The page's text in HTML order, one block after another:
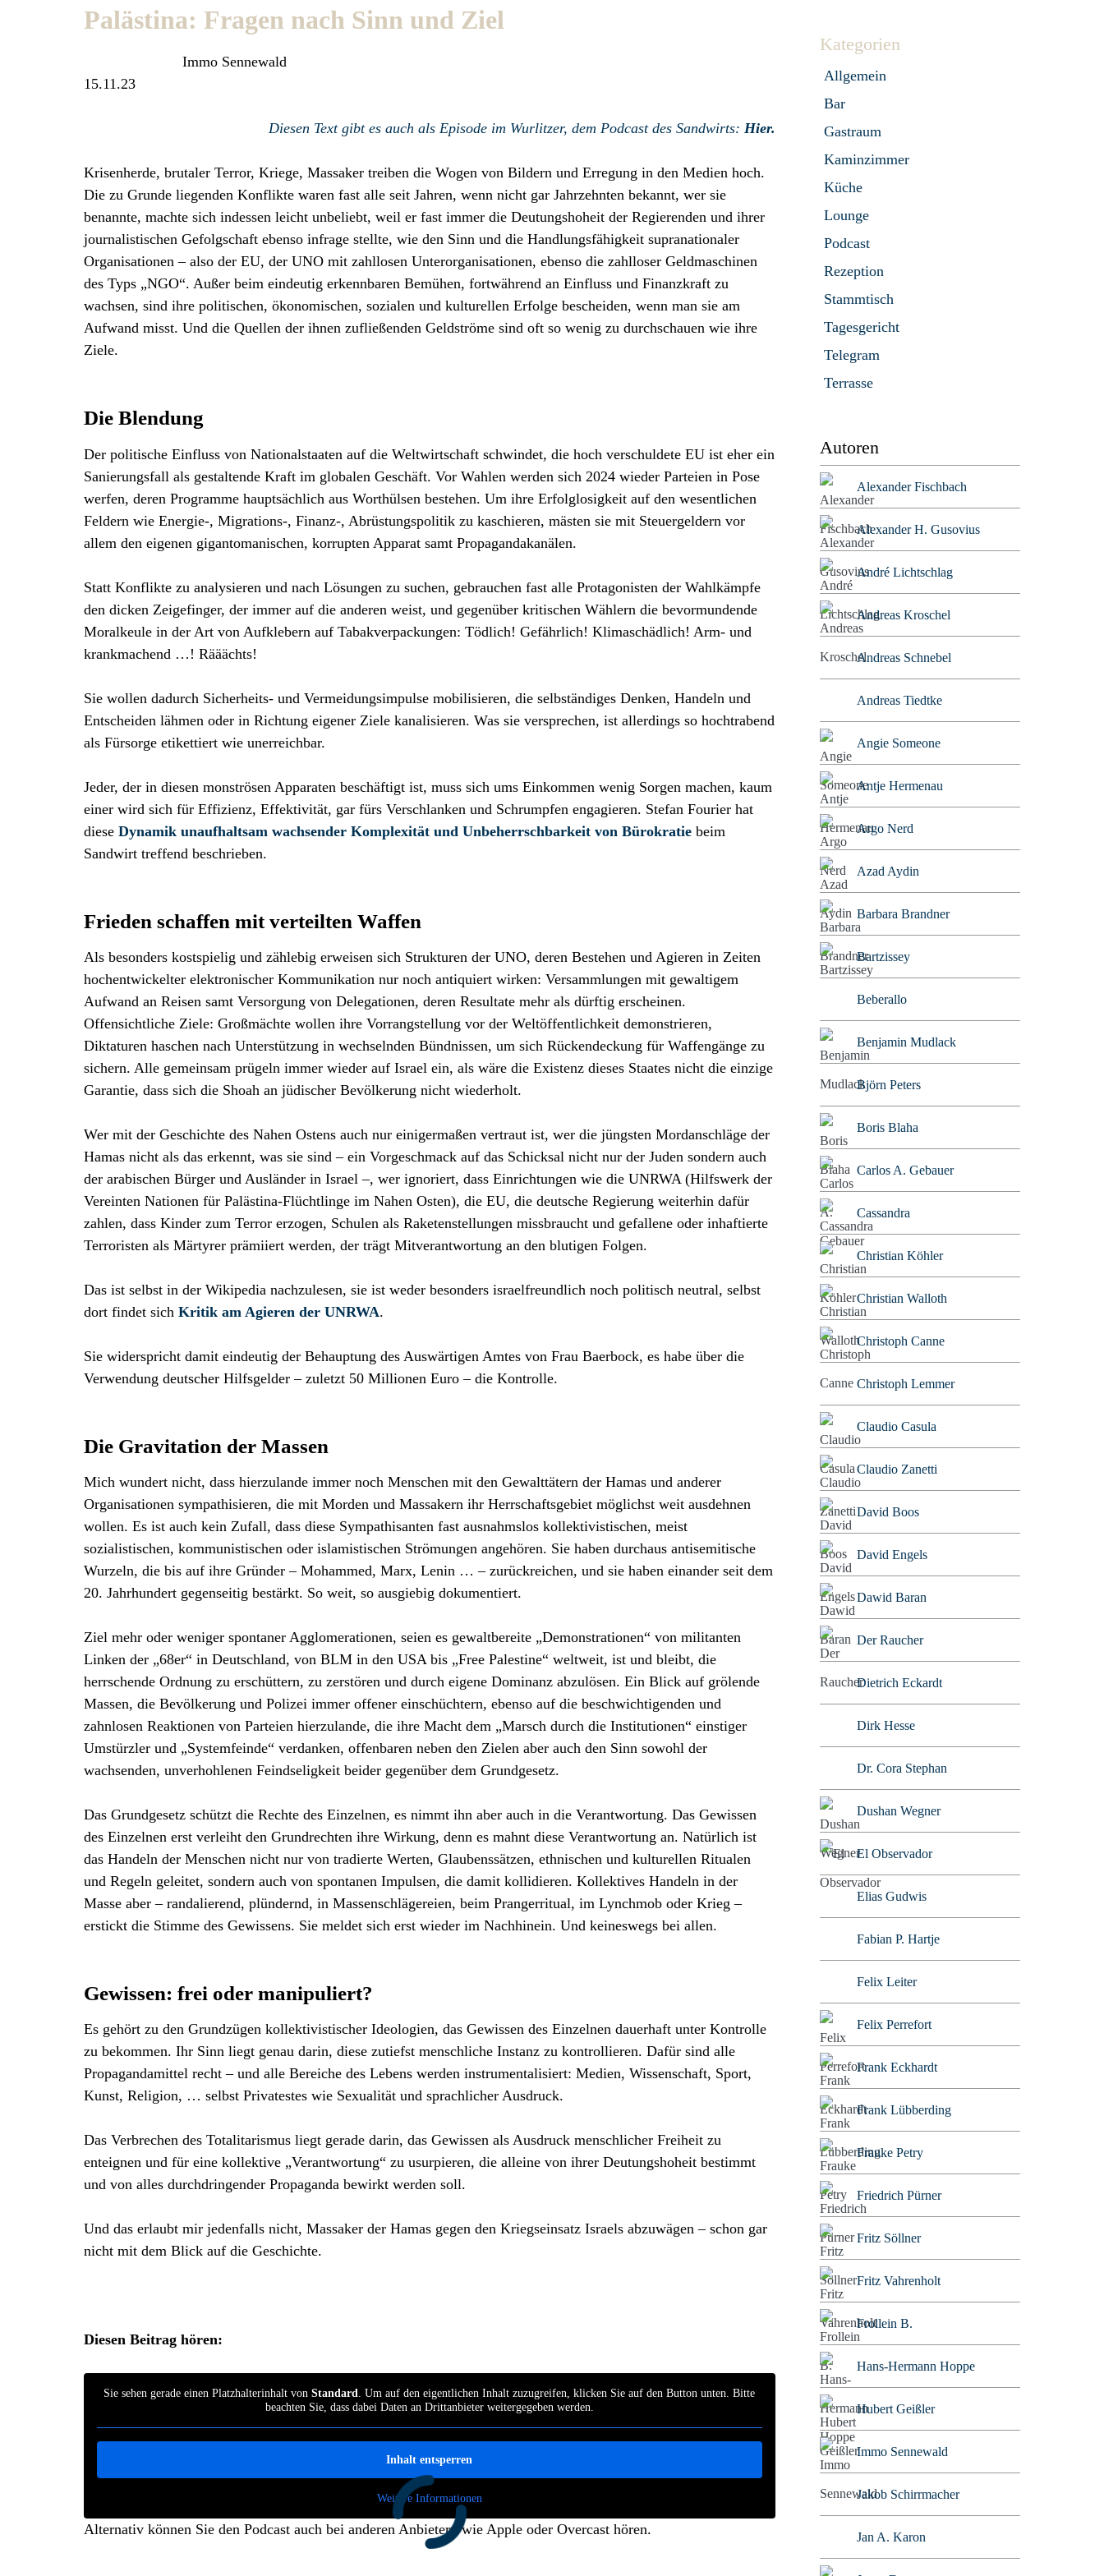
Palästina: Fragen nach Sinn und Ziel
Immo Sennewald
15.11.23
Diesen Text gibt es auch als Episode im Wurlitzer, dem Podcast des Sandwirts: Hier.
Krisenherde, brutaler Terror, Kriege, Massaker treiben die Wogen von Bildern und Erregung in den Medien hoch.
Die zu Grunde liegenden Konflikte waren fast alle seit Jahren, wenn nicht gar Jahrzehnten bekannt, wer sie
benannte, machte sich indessen leicht unbeliebt, weil er fast immer die Deutungshoheit der Regierenden und ihrer
journalistischen Gefolgschaft ebenso infrage stellte, wie den Sinn und die Handlungsfähigkeit supranationaler
Organisationen – also der EU, der UNO mit zahllosen Unterorganisationen, ebenso die zahlloser Geldmaschinen
des Typs „NGO“. Außer beim eindeutig erkennbaren Bemühen, fortwährend an Einfluss und Finanzkraft zu
wachsen, sind ihre politischen, ökonomischen, sozialen und kulturellen Erfolge bescheiden, wenn man sie am
Aufwand misst. Und die Quellen der ihnen zufließenden Geldströme sind oft so wenig zu durchschauen wie ihre
Ziele.
Die Blendung
Der politische Einfluss von Nationalstaaten auf die Weltwirtschaft schwindet, die hoch verschuldete EU ist eher ein
Sanierungsfall als gestaltende Kraft im globalen Geschäft. Vor Wahlen werden sich 2024 wieder Parteien in Pose
werfen, deren Programme hauptsächlich aus Worthülsen bestehen. Um ihre Erfolglosigkeit auf den wesentlichen
Feldern wie Energie-, Migrations-, Finanz-, Abrüstungspolitik zu kaschieren, mästen sie mit Steuergeldern vor
allem den eigenen gigantomanischen, korrupten Apparat samt Propagandakanälen.
Statt Konflikte zu analysieren und nach Lösungen zu suchen, gebrauchen fast alle Protagonisten der Wahlkämpfe
den dicken Zeigefinger, der immer auf die anderen weist, und gegenüber kritischen Wählern die bevormundende
Moralkeule in der Art von Aufklebern auf Tabakverpackungen: Tödlich! Gefährlich! Klimaschädlich! Arm- und
krankmachend …! Rääächts!
Sie wollen dadurch Sicherheits- und Vermeidungsimpulse mobilisieren, die selbständiges Denken, Handeln und
Entscheiden lähmen oder in Richtung eigener Ziele kanalisieren. Was sie versprechen, ist allerdings so hochtrabend
als Fürsorge etikettiert wie unerreichbar.
Jeder, der in diesen monströsen Apparaten beschäftigt ist, muss sich ums Einkommen wenig Sorgen machen, kaum
einer wird sich für Effizienz, Effektivität, gar fürs Verschlanken und Schrumpfen engagieren. Stefan Fourier hat
diese Dynamik unaufhaltsam wachsender Komplexität und Unbeherrschbarkeit von Bürokratie beim
Sandwirt treffend beschrieben.
Frieden schaffen mit verteilten Waffen
Als besonders kostspielig und zählebig erweisen sich Strukturen der UNO, deren Bestehen und Agieren in Zeiten
hochentwickelter elektronischer Kommunikation nur noch antiquiert wirken: Versammlungen mit gewaltigem
Aufwand an Reisen samt Versorgung von Delegationen, deren Resultate mehr als dürftig erscheinen.
Offensichtliche Ziele: Großmächte wollen ihre Vorrangstellung vor der Weltöffentlichkeit demonstrieren,
Diktaturen haschen nach Unterstützung in wechselnden Bündnissen, um sich Rückendeckung für Waffengänge zu
sichern. Alle gemeinsam prügeln immer wieder auf Israel ein, als wäre die Existenz dieses Staates nicht die einzige
Garantie, dass sich die Shoah an jüdischer Bevölkerung nicht wiederholt.
Wer mit der Geschichte des Nahen Ostens auch nur einigermaßen vertraut ist, wer die jüngsten Mordanschläge der
Hamas nicht als das erkennt, was sie sind – ein Vorgeschmack auf das Schicksal nicht nur der Juden sondern auch
der arabischen Bürger und Ausländer in Israel –, wer ignoriert, dass Einrichtungen wie die UNRWA (Hilfswerk der
Vereinten Nationen für Palästina-Flüchtlinge im Nahen Osten), die EU, die deutsche Regierung weiterhin dafür
zahlen, dass Kinder zum Terror erzogen, Schulen als Raketenstellungen missbraucht und gefallene oder inhaftierte
Terroristen als Märtyrer prämiiert werden, der trägt Mitverantwortung an den blutigen Folgen.
Das ist selbst in der Wikipedia nachzulesen, sie ist weder besonders israelfreundlich noch politisch neutral, selbst
dort findet sich Kritik am Agieren der UNRWA.
Sie widerspricht damit eindeutig der Behauptung des Auswärtigen Amtes von Frau Baerbock, es habe über die
Verwendung deutscher Hilfsgelder – zuletzt 50 Millionen Euro – die Kontrolle.
Die Gravitation der Massen
Mich wundert nicht, dass hierzulande immer noch Menschen mit den Gewalttätern der Hamas und anderer
Organisationen sympathisieren, die mit Morden und Massakern ihr Herrschaftsgebiet möglichst weit ausdehnen
wollen. Es ist auch kein Zufall, dass diese Sympathisanten fast ausnahmslos kollektivistischen, meist
sozialistischen, kommunistischen oder islamistischen Strömungen angehören. Sie haben durchaus antisemitische
Wurzeln, die bis auf ihre Gründer – Mohammed, Marx, Lenin … – zurückreichen, und sie haben einander seit dem
20. Jahrhundert gegenseitig bestärkt. So weit, so ausgiebig dokumentiert.
Ziel mehr oder weniger spontaner Agglomerationen, seien es gewaltbereite „Demonstrationen“ von militanten
Linken der „68er“ in Deutschland, von BLM in den USA bis „Free Palestine“ weltweit, ist und bleibt, die
herrschende Ordnung zu erschüttern, zu zerstören und durch eigene Dominanz abzulösen. Ein Blick auf grölende
Massen, die Bevölkerung und Polizei immer offener einschüchtern, ebenso auf die beschwichtigenden und
zahnlosen Reaktionen von Parteien hierzulande, die ihre Macht dem „Marsch durch die Institutionen“ einstiger
Umstürzler und „Systemfeinde“ verdanken, offenbaren neben den Zielen aber auch den Sinn sowohl der
wachsenden, unverhohlenen Feindseligkeit beider gegenüber dem Grundgesetz.
Das Grundgesetz schützt die Rechte des Einzelnen, es nimmt ihn aber auch in die Verantwortung. Das Gewissen
des Einzelnen erst verleiht den Grundrechten ihre Wirkung, denn es mahnt diese Verantwortung an. Natürlich ist
das Handeln der Menschen nicht nur von tradierte Werten, Glaubenssätzen, ethnischen und kulturellen Ritualen
und Regeln geleitet, sondern auch von spontanen Impulsen, die damit kollidieren. Kollektives Handeln in der
Masse aber – randalierend, plündernd, in Massenschlägereien, beim Prangerritual, im Lynchmob oder Krieg –
erstickt die Stimme des Gewissens. Sie meldet sich erst wieder im Nachhinein. Und keineswegs bei allen.
Gewissen: frei oder manipuliert?
Es gehört zu den Grundzügen kollektivistischer Ideologien, das Gewissen des Einzelnen dauerhaft unter Kontrolle
zu bekommen. Ihr Sinn liegt genau darin, diese zutiefst menschliche Instanz zu kontrollieren. Dafür sind alle
Propagandamittel recht – und alle Bereiche des Lebens werden instrumentalisiert: Medien, Wissenschaft, Sport,
Kunst, Religion, … selbst Privatestes wie Sexualität und sprachlicher Ausdruck.
Das Verbrechen des Totalitarismus liegt gerade darin, das Gewissen als Ausdruck menschlicher Freiheit zu
enteignen und für eine kollektive „Verantwortung“ zu usurpieren, die alleine von ihrer Deutungshoheit bestimmt
und von alles durchdringender Propaganda bewirkt werden soll.
Und das erlaubt mir jedenfalls nicht, Massaker der Hamas gegen den Kriegseinsatz Israels abzuwägen – schon gar
nicht mit dem Blick auf die Geschichte.
Diesen Beitrag hören:
Sie sehen gerade einen Platzhalterinhalt vonStandard
. Um auf den eigentlichen Inhalt zuzugreifen, klicken Sie auf den Button unten. Bitte
beachten Sie, dass dabei Daten an Drittanbieter weitergegeben werden.
Inhalt entsperren
Weitere Informationen
Alternativ können Sie den Podcast auch bei anderen Anbietern wie Apple oder Overcast hören.
Kategorien
Allgemein
Bar
Gastraum
Kaminzimmer
Küche
Lounge
Podcast
Rezeption
Stammtisch
Tagesgericht
Telegram
Terrasse
Autoren
Alexander Fischbach
Alexander H. Gusovius
André Lichtschlag
Andreas Kroschel
Andreas Schnebel
Andreas Tiedtke
Angie Someone
Antje Hermenau
Argo Nerd
Azad Aydin
Barbara Brandner
Bartzissey
Beberallo
Benjamin Mudlack
Björn Peters
Boris Blaha
Carlos A. Gebauer
Cassandra
Christian Köhler
Christian Walloth
Christoph Canne
Christoph Lemmer
Claudio Casula
Claudio Zanetti
David Boos
David Engels
Dawid Baran
Der Raucher
Dietrich Eckardt
Dirk Hesse
Dr. Cora Stephan
Dushan Wegner
El Observador
Elias Gudwis
Fabian P. Hartje
Felix Leiter
Felix Perrefort
Frank Eckhardt
Frank Lübberding
Frauke Petry
Friedrich Pürner
Fritz Söllner
Fritz Vahrenholt
Frollein B.
Hans-Hermann Hoppe
Hubert Geißler
Immo Sennewald
Jakob Schirrmacher
Jan A. Karon